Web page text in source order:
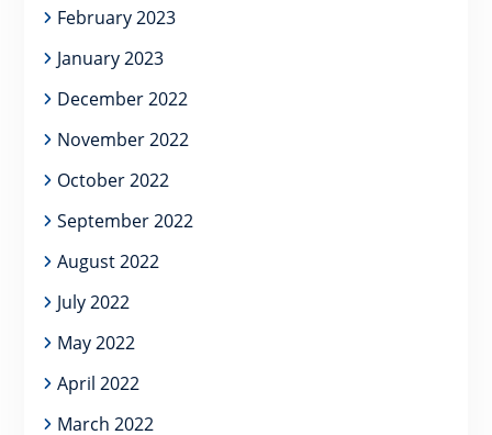
February 2023
January 2023
December 2022
November 2022
October 2022
September 2022
August 2022
July 2022
May 2022
April 2022
March 2022